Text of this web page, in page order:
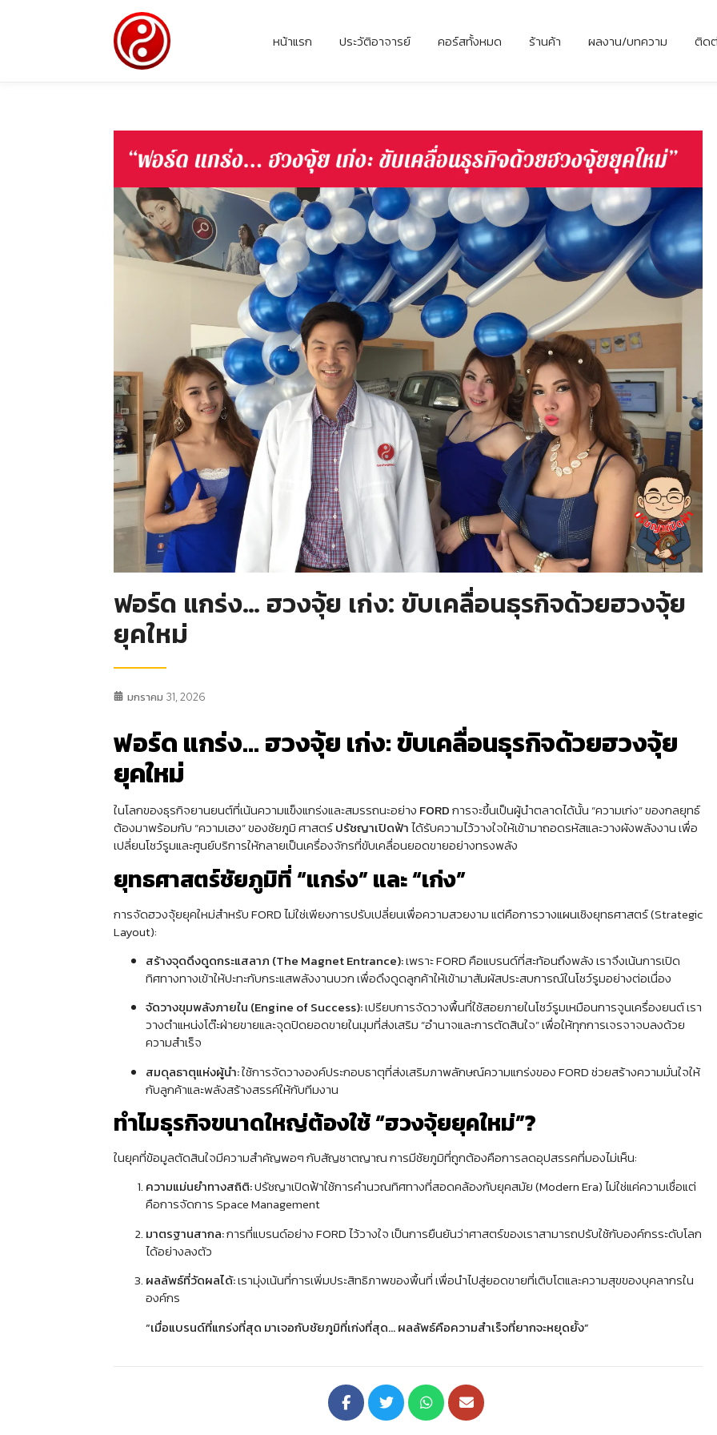
หน้าแรก ประวัติอาจารย์ คอร์สทั้งหมด ร้านค้า ผลงาน/บทความ ติด
ฟอร์ด แกร่ง… ฮวงจุ้ย เก่ง: ขับเคลื่อนธุรกิจด้วยฮวงจุ้ย
ยุคใหม่
มกราคม 31, 2026
ฟอร์ด แกร่ง… ฮวงจุ้ย เก่ง: ขับเคลื่อนธุรกิจด้วยฮวงจุ้ย
ยุคใหม่
ในโลกของธุรกิจยานยนต์ที่เน้นความแข็งแกร่งและสมรรถนะอย่าง FORDการจะขึ้นเป็นผู้นำตลาดได้นั้น “ความเก่ง” ของกลยุทธ์
ต้องมาพร้อมกับ “ความเฮง” ของชัยภูมิ ศาสตร์ปรัชญาเปิดฟ้าได้รับความไว้วางใจให้เข้ามาถอดรหัสและวางผังพลังงาน เพื่อ
เปลี่ยนโชว์รูมและศูนย์บริการให้กลายเป็นเครื่องจักรที่ขับเคลื่อนยอดขายอย่างทรงพลัง
ยุทธศาสตร์ชัยภูมิที่ “แกร่ง” และ “เก่ง”
การจัดฮวงจุ้ยยุคใหม่สำหรับ FORD ไม่ใช่เพียงการปรับเปลี่ยนเพื่อความสวยงาม แต่คือการวางแผนเชิงยุทธศาสตร์ (Strategic
Layout):
สร้างจุดดึงดูดกระแสลาภ (The Magnet Entrance):เพราะ FORD คือแบรนด์ที่สะท้อนถึงพลัง เราจึงเน้นการเปิด
ทิศทางทางเข้าให้ปะทะกับกระแสพลังงานบวก เพื่อดึงดูดลูกค้าให้เข้ามาสัมผัสประสบการณ์ในโชว์รูมอย่างต่อเนื่อง
จัดวางขุมพลังภายใน (Engine of Success):เปรียบการจัดวางพื้นที่ใช้สอยภายในโชว์รูมเหมือนการจูนเครื่องยนต์ เรา
วางตำแหน่งโต๊ะฝ่ายขายและจุดปิดยอดขายในมุมที่ส่งเสริม “อำนาจและการตัดสินใจ” เพื่อให้ทุกการเจรจาจบลงด้วย
ความสำเร็จ
สมดุลธาตุแห่งผู้นำ:ใช้การจัดวางองค์ประกอบธาตุที่ส่งเสริมภาพลักษณ์ความแกร่งของ FORD ช่วยสร้างความมั่นใจให้
กับลูกค้าและพลังสร้างสรรค์ให้กับทีมงาน
ทำไมธุรกิจขนาดใหญ่ต้องใช้ “ฮวงจุ้ยยุคใหม่”?
ในยุคที่ข้อมูลตัดสินใจมีความสำคัญพอๆ กับสัญชาตญาณ การมีชัยภูมิที่ถูกต้องคือการลดอุปสรรคที่มองไม่เห็น:
ความแม่นยำทางสถิติ:ปรัชญาเปิดฟ้าใช้การคำนวณทิศทางที่สอดคล้องกับยุคสมัย (Modern Era) ไม่ใช่แค่ความเชื่อแต่
คือการจัดการ Space Management
มาตรฐานสากล:การที่แบรนด์อย่าง FORD ไว้วางใจ เป็นการยืนยันว่าศาสตร์ของเราสามารถปรับใช้กับองค์กรระดับโลก
ได้อย่างลงตัว
ผลลัพธ์ที่วัดผลได้:เรามุ่งเน้นที่การเพิ่มประสิทธิภาพของพื้นที่ เพื่อนำไปสู่ยอดขายที่เติบโตและความสุขของบุคลากรใน
องค์กร
“เมื่อแบรนด์ที่แกร่งที่สุด มาเจอกับชัยภูมิที่เก่งที่สุด… ผลลัพธ์คือความสำเร็จที่ยากจะหยุดยั้ง”